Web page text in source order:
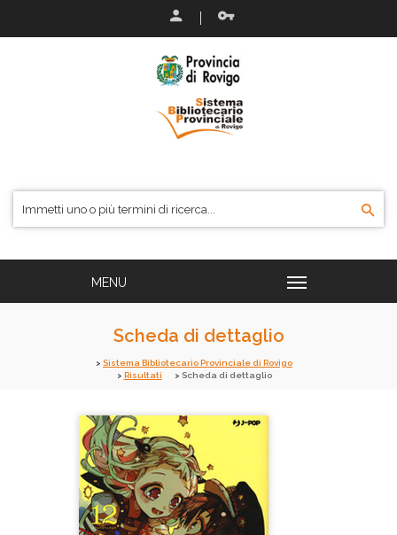
Scheda di dettaglio
Sistema Bibliotecario Provinciale di Rovigo
Risultati
Scheda di dettaglio